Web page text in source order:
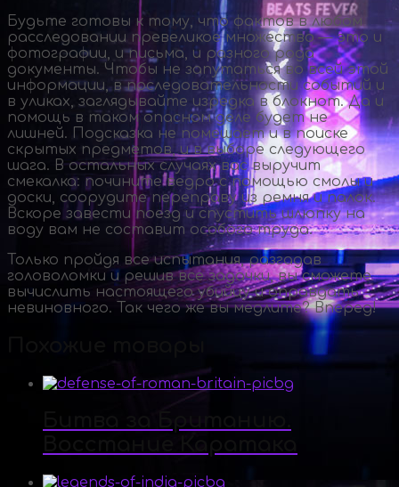
Будьте готовы к тому, что фактов в любом
расследовании превеликое множество — это и
фотографии, и письма, и разного рода
документы. Чтобы не запутаться во всей этой
информации, в последовательности событий и
в уликах, заглядывайте изредка в блокнот. Да и
помощь в таком опасном деле будет не
лишней. Подсказка не помешает и в поиске
скрытых предметов, и в выборе следующего
шага. В остальных случаях вас выручит
смекалка: почините ведро с помощью смолы и
доски, соорудите переправу из ремня и палок.
Вскоре завести поезд и спустить шлюпку на
воду вам не составит особого труда.
Только пройдя все испытания, разгадав
головоломки и решив все задачки, вы сможете
вычислить настоящего убийцу и оправдать
невиновного. Так чего же вы медлите? Вперед!